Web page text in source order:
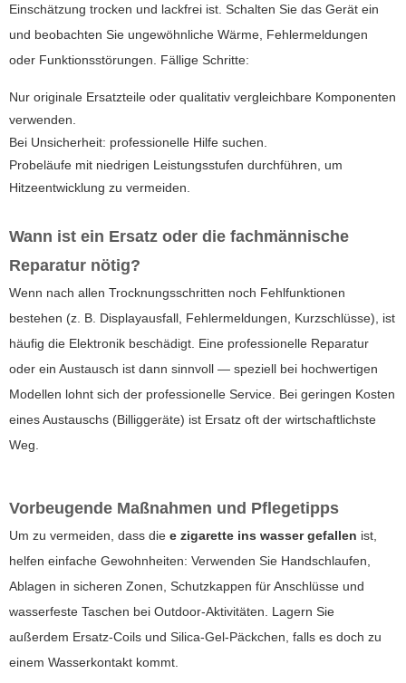
Einschätzung trocken und lackfrei ist. Schalten Sie das Gerät ein
und beobachten Sie ungewöhnliche Wärme, Fehlermeldungen
oder Funktionsstörungen. Fällige Schritte:
Nur originale Ersatzteile oder qualitativ vergleichbare Komponenten
verwenden.
Bei Unsicherheit: professionelle Hilfe suchen.
Probeläufe mit niedrigen Leistungsstufen durchführen, um
Hitzeentwicklung zu vermeiden.
Wann ist ein Ersatz oder die fachmännische
Reparatur nötig?
Wenn nach allen Trocknungsschritten noch Fehlfunktionen
bestehen (z. B. Displayausfall, Fehlermeldungen, Kurzschlüsse), ist
häufig die Elektronik beschädigt. Eine professionelle Reparatur
oder ein Austausch ist dann sinnvoll — speziell bei hochwertigen
Modellen lohnt sich der professionelle Service. Bei geringen Kosten
eines Austauschs (Billiggeräte) ist Ersatz oft der wirtschaftlichste
Weg.
Vorbeugende Maßnahmen und Pflegetipps
Um zu vermeiden, dass die e zigarette ins wasser gefallen ist,
helfen einfache Gewohnheiten: Verwenden Sie Handschlaufen,
Ablagen in sicheren Zonen, Schutzkappen für Anschlüsse und
wasserfeste Taschen bei Outdoor-Aktivitäten. Lagern Sie
außerdem Ersatz-Coils und Silica-Gel-Päckchen, falls es doch zu
einem Wasserkontakt kommt.